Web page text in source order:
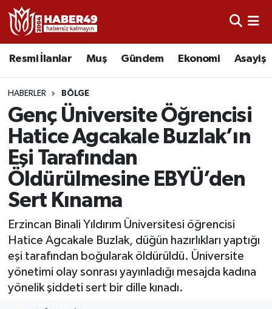
Resmi İlanlar Muş Gündem Ekonomi Asayiş
HABERLER BÖLGE
Genç Üniversite Öğrencisi
Hatice Agcakale Buzlak’ın
Eşi Tarafından
Öldürülmesine EBYÜ’den
Sert Kınama
Erzincan Binali Yıldırım Üniversitesi öğrencisi
Hatice Agcakale Buzlak, düğün hazırlıkları yaptığı
eşi tarafından boğularak öldürüldü. Üniversite
yönetimi olay sonrası yayınladığı mesajda kadına
yönelik şiddeti sert bir dille kınadı.
Resmi İlanlar
Asayiş
Bölge
Eğitim
Ekonomi
Sağlık
Gündem
Spor
Siyaset
Uşak Nöbetçi Eczaneler
Uşak Hava Durumu
Uşak Namaz Vakitleri
Uşak Trafik Yoğunluk Haritası
TFF 2.Lig Kırmızı Grup Puan Durumu ve Fikstür
Tüm Manşetler
Son Dakika Haberleri
Haber Arşivi